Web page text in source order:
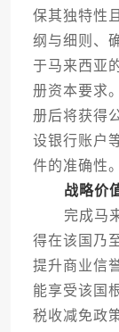
保其独特性
纲与细则、
于马来西亚
册资本要求
册后将获得
设银行账户
件的准确性。
战略价
完成马来
得在该国乃
提升商业信
能享受该国
税收减免政